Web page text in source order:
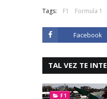
Tags: F1 Formula 1
Facebook
TAL VEZ TE
F1